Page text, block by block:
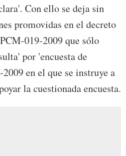
Con ello se deja sin
promovidas en el decreto
019-2009 que sólo
por 'encuesta de
en el que se instruye a
la cuestionada encuesta.